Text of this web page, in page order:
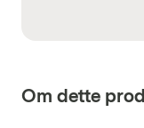
Om dette